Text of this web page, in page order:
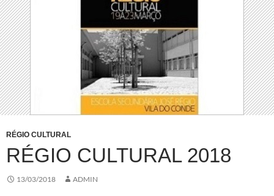
RÉGIO CULTURAL
RÉGIO CULTURAL 2018
13/03/2018 ADMIN